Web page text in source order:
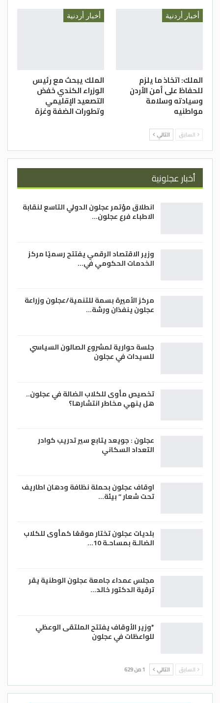
أخبار أردنية
الملك: اتخاذ ما يلزم
للحفاظ على أمن الأردن
وسيادته وسلامة
مواطنيه
أخبار أردنية
الملك يبحث مع رئيس
الوزراء الكندي خفض
التصعيد الإقليمي
وتطورات الضفة وغزة
السابق التالي
أخبار عجلونية
انطلاق مؤتمر عجلون الدولي التاسع لنقابة
الاطباء فرع عجلون…
وزير الاقتصاد الرقمي يفتتح رسميًا مركز
الخدمات الحكومي في…
مركز الأميرة بسمة للتنمية/عجلون وزراعة
عجلون ينفذان ورشة…
جلسة حوارية لمشروع الصالون السياسي
للسيدات في عجلون
تخصيص مأوى للكلاب الضالة في عجلون..
هل ينهي مخاطر انتشارها؟
عجلون : جويعد يتابع سير تدريب كوادر
التعداد السكاني
اوقاف عجلون بحملة نظافة ودهان اطاريف
تحت شعار ” بيئة…
بلديات عجلون تختار موقعًا كمأوى للكلاب
الضالـة بمساحـة 10…
مجلس عمداء جامعة عجلون الوطنية يقر
ترقية الدكتور خالد…
*وزير الأوقاف يفتتح الملتقى الوعظي
للواعظات في عجلون
السابق التالي 1 من 629